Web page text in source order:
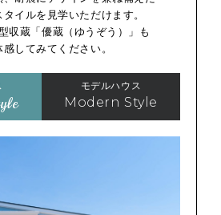
イルを見学いただけます。
収蔵「優蔵（ゆうぞう）」も
してみてください。
モデルハウス
Modern Style